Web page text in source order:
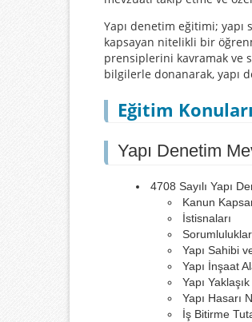
Yapı denetim eğitimi;
kapsayan nitelikli bir
prensiplerini kavramak ve
bilgilerle donanarak, yapı
Eğitim Konuları
Yapı Denetim
4708 Sayılı Yapı
Kanun
İstisnaları
Sorumluluklar
Yapı Sahibi
Yapı İnşaat
Yapı
Yapı Hasarı
İş Bitirme